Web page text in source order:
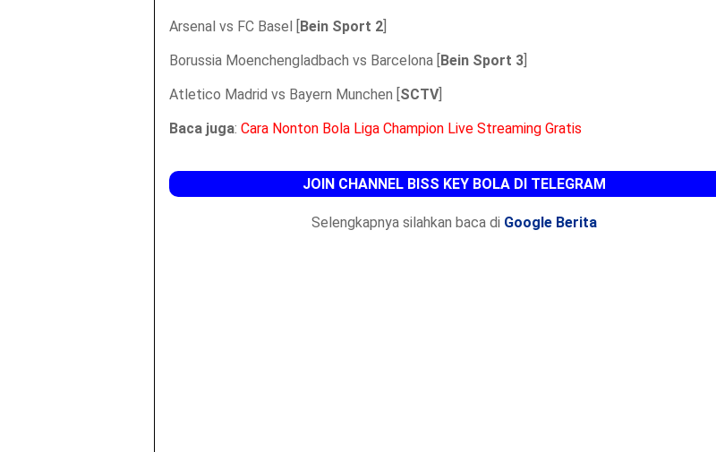
Arsenal vs FC Basel [Bein Sport 2]
Borussia Moenchengladbach vs Barcelona [Bein Sport 3]
Atletico Madrid vs Bayern Munchen [SCTV]
Baca juga: Cara Nonton Bola Liga Champion Live Streaming Gratis
JOIN CHANNEL BISS KEY BOLA DI TELEGRAM
Selengkapnya silahkan baca di Google Berita